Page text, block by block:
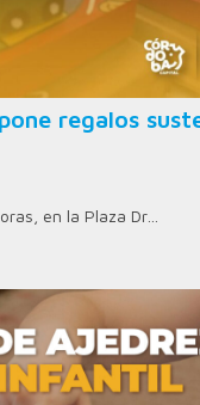
regalos
en la Plaza Dr…